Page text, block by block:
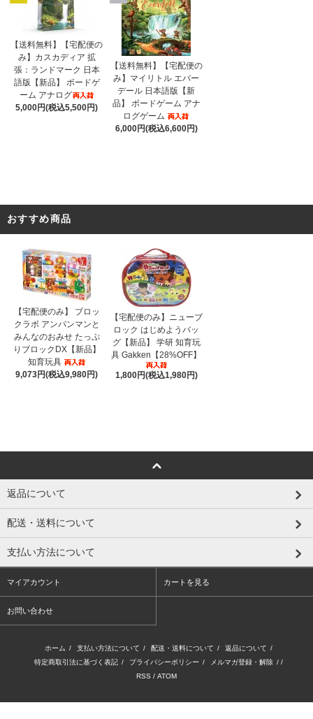
【送料無料】【宅配便の
み】カスカディア 拡
張：ランドマーク 日本
語版【新品】 ボードゲ
ーム アナログ
5,000円(税込5,500円)
【送料無料】【宅配便の
み】マイリトル エバー
デール 日本語版【新
品】 ボードゲーム アナ
ログゲーム
6,000円(税込6,600円)
おすすめ商品
【宅配便のみ】 ブロッ
クラボ アンパンマンと
みんなのおみせ たっぷ
りブロックDX【新品】
知育玩具
9,073円(税込9,980円)
【宅配便のみ】ニューブ
ロック はじめようバッ
グ【新品】 学研 知育玩
具 Gakken【28%OFF】
1,800円(税込1,980円)
返品について
配送・送料について
支払い方法について
マイアカウント カートを見る
お問い合わせ
ホーム / 支払い方法について / 配送・送料について / 返品について /
特定商取引法に基づく表記 / プライバシーポリシー / メルマガ登録・解除 / /
RSS / ATOM